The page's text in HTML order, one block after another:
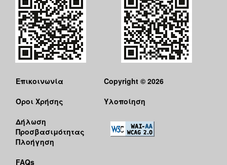
Επικοινωνία
Όροι Χρήσης
Δήλωση
Προσβασιμότητας
Πλοήγηση
FAQs
Copyright © 2026
Υλοποίηση